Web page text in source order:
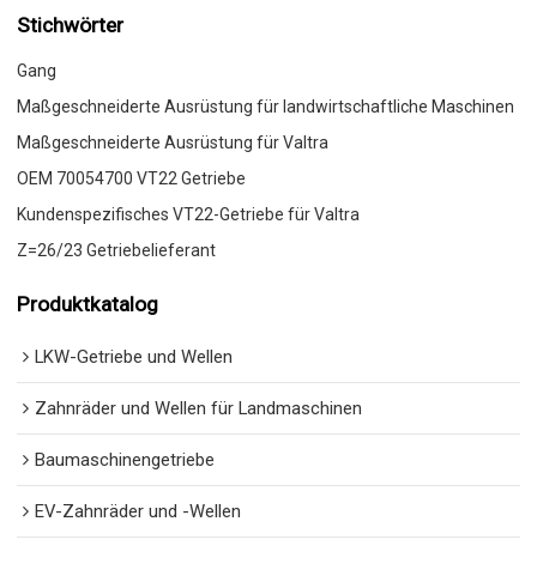
Stichwörter
Gang
Maßgeschneiderte Ausrüstung für landwirtschaftliche Maschinen
Maßgeschneiderte Ausrüstung für Valtra
OEM 70054700 VT22 Getriebe
Kundenspezifisches VT22-Getriebe für Valtra
Z=26/23 Getriebelieferant
Produktkatalog
LKW-Getriebe und Wellen
Zahnräder und Wellen für Landmaschinen
Baumaschinengetriebe
EV-Zahnräder und -Wellen